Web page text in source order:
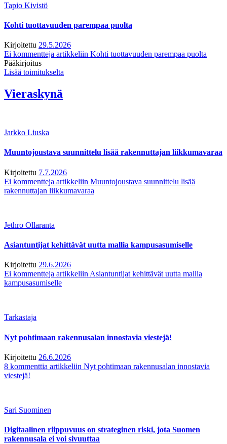
Tapio Kivistö
Kohti tuottavuuden parempaa puolta
Kirjoitettu 29.5.2026
Ei kommentteja artikkeliin Kohti tuottavuuden parempaa puolta
Pääkirjoitus
Lisää toimitukselta
Vieraskynä
Jarkko Liuska
Muuntojoustava suunnittelu lisää rakennuttajan liikkumavaraa
Kirjoitettu 7.7.2026
Ei kommentteja artikkeliin Muuntojoustava suunnittelu lisää
rakennuttajan liikkumavaraa
Jethro Ollaranta
Asiantuntijat kehittävät uutta mallia kampusasumiselle
Kirjoitettu 29.6.2026
Ei kommentteja artikkeliin Asiantuntijat kehittävät uutta mallia
kampusasumiselle
Tarkastaja
Nyt pohtimaan rakennusalan innostavia viestejä!
Kirjoitettu 26.6.2026
8 kommenttia artikkeliin Nyt pohtimaan rakennusalan innostavia
viestejä!
Sari Suominen
Digitaalinen riippuvuus on strateginen riski, jota Suomen
rakennusala ei voi sivuuttaa